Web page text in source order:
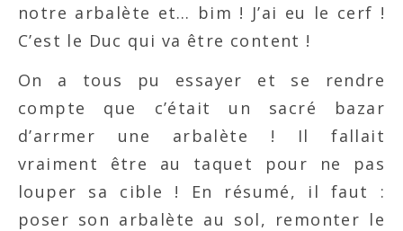
notre arbalète et… bim ! J’ai eu le cerf !
C’est le Duc qui va être content !
On a tous pu essayer et se rendre
compte que c’était un sacré bazar
d’arrmer une arbalète ! Il fallait
vraiment être au taquet pour ne pas
louper sa cible ! En résumé, il faut :
poser son arbalète au sol, remonter le